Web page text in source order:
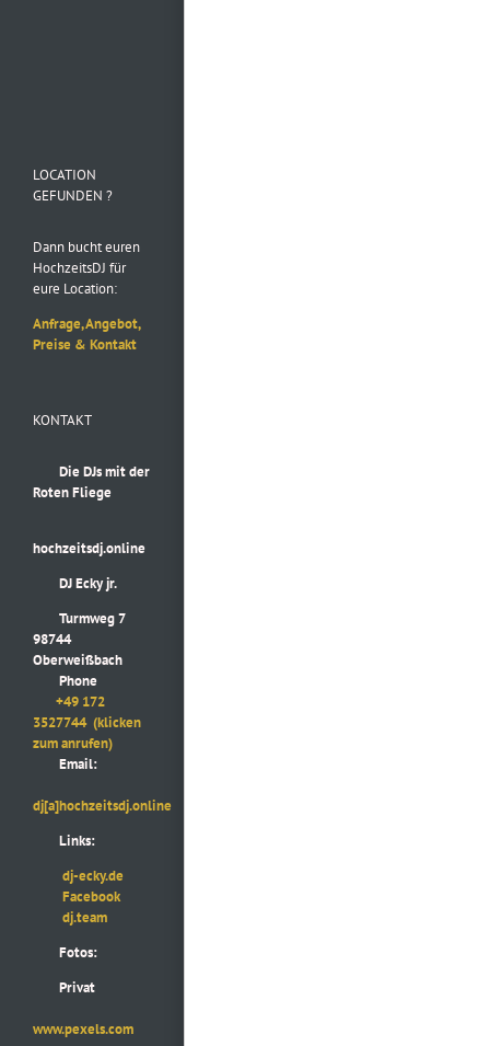
LOCATION
GEFUNDEN ?
Dann bucht euren
HochzeitsDJ für
eure Location:
Anfrage, Angebot,
Preise & Kontakt
KONTAKT
Die DJs mit der
Roten Fliege
hochzeitsdj.online
DJ Ecky jr.
Turmweg 7
98744
Oberweißbach
Phone
+49 172
3527744 (klicken
zum anrufen)
Email:
dj[a]hochzeitsdj.online
Links:
dj-ecky.de
Facebook
dj.team
Fotos:
Privat
www.pexels.com